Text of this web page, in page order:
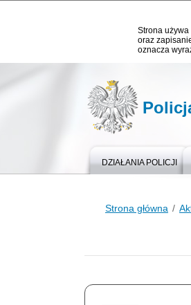
Strona
oraz
oznacza
DZIAŁANIA POLICJI
Strona główna